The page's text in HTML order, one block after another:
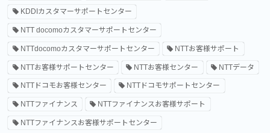
KDDIカスタマーサポートセンター
NTT docomoカスタマーサポートセンター
NTTdocomoカスタマーサポートセンター NTTお客様サポート
NTTお客様サポートセンター NTTお客様センター NTTデータ
NTTドコモお客様センター NTTドコモサポートセンター
NTTファイナンス NTTファイナンスお客様サポート
NTTファイナンスお客様サポートセンター